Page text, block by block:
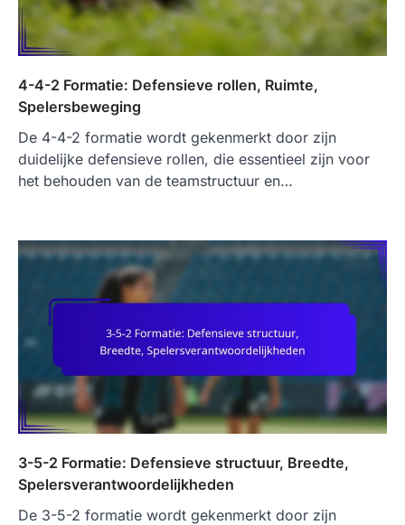
4-4-2 Formatie: Defensieve rollen, Ruimte,
Spelersbeweging
De 4-4-2 formatie wordt gekenmerkt door zijn
duidelijke defensieve rollen, die essentieel zijn voor
het behouden van de teamstructuur en…
3-5-2 Formatie: Defensieve structuur, Breedte,
Spelersverantwoordelijkheden
De 3-5-2 formatie wordt gekenmerkt door zijn